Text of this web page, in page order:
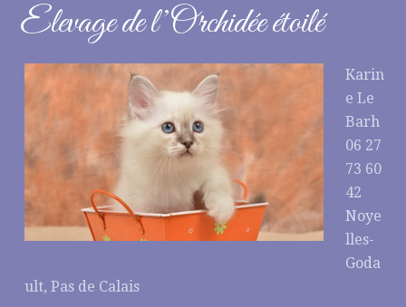
Elevage de l’Orchidée étoilé
Karin
e Le
Barh
06 27
73 60
42
Noye
lles-
Goda
ult, Pas de Calais